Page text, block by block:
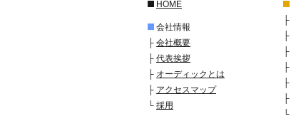
HOME
会社情報
├ 会社概要
├ 代表挨拶
├ オーディックとは
├ アクセスマップ
└ 採用
├
├
├
├
├
├
└